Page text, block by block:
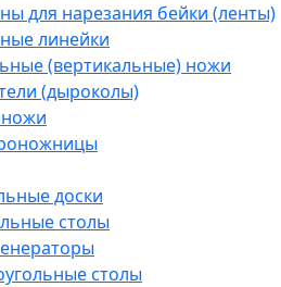
для нарезания бейки (ленты)
линейки
(вертикальные) ножи
(дыроколы)
доски
столы
столы